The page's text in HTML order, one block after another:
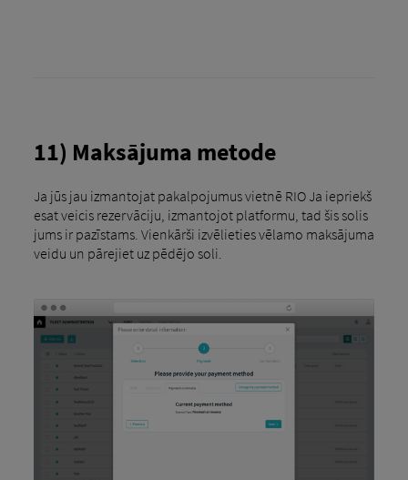
11) Maksājuma metode
Ja jūs jau izmantojat pakalpojumus vietnē RIO Ja iepriekš
esat veicis rezervāciju, izmantojot platformu, tad šis solis
jums ir pazīstams. Vienkārši izvēlieties vēlamo maksājuma
veidu un pārejiet uz pēdējo soli.